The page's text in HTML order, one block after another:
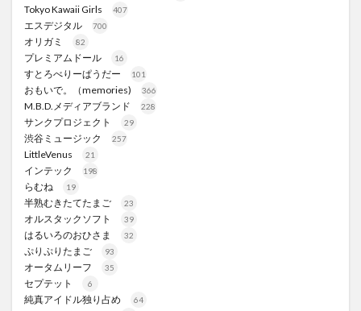
Tokyo Kawaii Girls 407
エスデジタル 700
オリガミ 82
プレミアムドール 16
すとろべりーぱうだー 101
おもいで。（memories) 366
M.B.D.メディアブランド 228
サンクプロジェクト 29
渋谷ミュージック 257
LittleVenus 21
インテック 198
らむね 19
半熟むきたてたまご 23
オルスタックソフト 39
はるいろのおひさま 32
ぷりぷりたまご 93
オータムリーフ 35
セプテット 6
純真アイドル独り占め 64